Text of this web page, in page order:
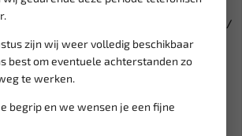
zijn wij weer volledig beschikbaar
best om eventuele achterstanden zo
te werken.
begrip en we wensen je een fijne
FORCE Heavy-Duty ijzerzaag /
beugelzaag 66301